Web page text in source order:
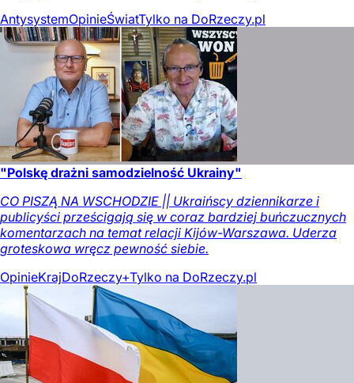
AntysystemOpinieŚwiatTylko na DoRzeczy.pl
"Polskę drażni samodzielność Ukrainy"
CO PISZĄ NA WSCHODZIE || Ukraińscy dziennikarze i
publicyści prześcigają się w coraz bardziej buńczucznych
komentarzach na temat relacji Kijów-Warszawa. Uderza
groteskowa wręcz pewność siebie.
OpinieKrajDoRzeczy+Tylko na DoRzeczy.pl